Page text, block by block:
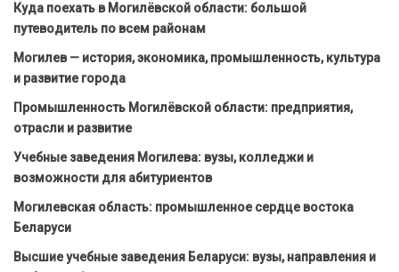
Куда поехать в Могилёвской области: большой
путеводитель по всем районам
Могилев — история, экономика, промышленность, культура
и развитие города
Промышленность Могилёвской области: предприятия,
отрасли и развитие
Учебные заведения Могилева: вузы, колледжи и
возможности для абитуриентов
Могилевская область: промышленное сердце востока
Беларуси
Высшие учебные заведения Беларуси: вузы, направления и